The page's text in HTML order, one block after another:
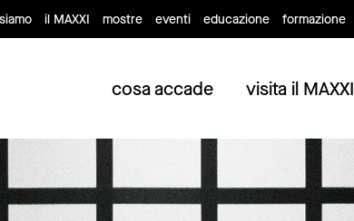
il MAXXI mostre eventi educazione formazione
cosa accade visita il MAXXI